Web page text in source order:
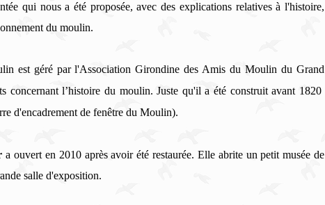
qui nous a été proposée, avec des explications relatives à l'histoire,
du moulin.
est géré par l'Association Girondine des Amis du Moulin du Grand
concernant l’histoire du moulin. Juste qu'il a été construit avant 1820
d'encadrement de fenêtre du Moulin).
a ouvert en 2010 après avoir été restaurée. Elle abrite un petit musée de
salle d'exposition.